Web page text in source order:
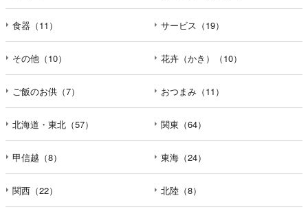
食器（11） サービス（19）
その他（10） 花卉（かき）（10）
ご飯のお供（7） おつまみ（11）
北海道・東北（57） 関東（64）
甲信越（8） 東海（24）
関西（22） 北陸（8）